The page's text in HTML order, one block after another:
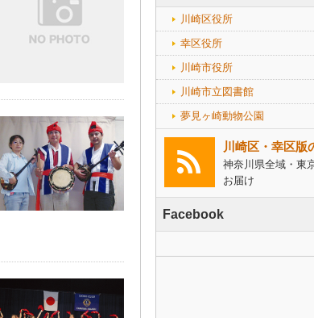
川崎区役所
幸区役所
川崎市役所
川崎市立図書館
夢見ヶ崎動物公園
川崎区・幸区版
神奈川県全域・東
お届け
Facebook